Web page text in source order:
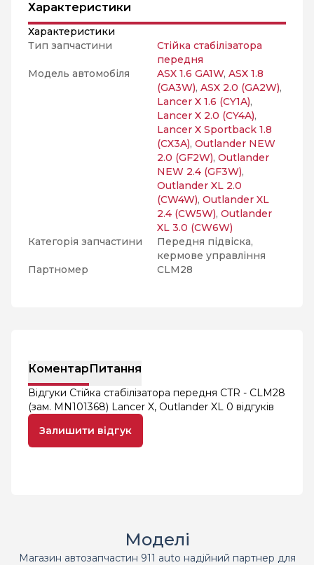
Характеристики
Характеристики
Тип запчастини
Стійка стабілізатора
передня
Модель автомобіля
ASX 1.6 GA1W, ASX 1.8
(GA3W), ASX 2.0 (GA2W),
Lancer X 1.6 (CY1A),
Lancer X 2.0 (CY4A),
Lancer X Sportback 1.8
(CX3A), Outlander NEW
2.0 (GF2W), Outlander
NEW 2.4 (GF3W),
Outlander XL 2.0
(CW4W), Outlander XL
2.4 (CW5W), Outlander
XL 3.0 (CW6W)
Категорія запчастини
Передня підвіска,
кермове управління
Партномер
CLM28
КоментарПитання
Відгуки Стійка стабілізатора передня CTR - CLM28
(зам. MN101368) Lancer X, Outlander XL 0 відгуків
Залишити відгук
Моделі
Магазин автозапчастин 911 auto надійний партнер для